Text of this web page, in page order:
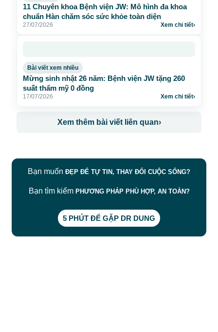
11 Chuyên khoa Bệnh viện JW: Mô hình đa khoa
chuẩn Hàn chăm sóc sức khỏe toàn diện
27/07/2026 Xem chi tiết›
Bài viết xem nhiều
Mừng sinh nhật 26 năm: Bệnh viện JW tặng 260
suất thẩm mỹ 0 đồng
17/07/2026 Xem chi tiết›
Xem thêm bài viết liên quan›
Bạn muốn ĐẸP ĐỂ TỰ TIN, THAY ĐỔI CUỘC SỐNG?
Bạn tìm kiếm PHƯƠNG PHÁP PHÙ HỢP, AN TOÀN?
5 PHÚT ĐỂ GẶP DR DUNG